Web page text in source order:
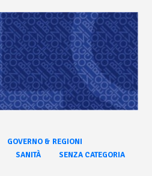
GOVERNO & REGIONI
SANITÀ
SENZA CATEGORIA